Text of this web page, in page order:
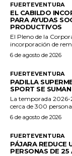
FUERTEVENTURA
EL CABILDO
PARA AYUDAS
PRODUCTIVOS
El Pleno de la
incorporación de
6 de agosto de 2026
FUERTEVENTURA
PADILLA
SPORT SE
La temporada 2026-
cerca de 300
6 de agosto de 2026
FUERTEVENTURA
PÁJARA REDUCE
PERSONAS DE